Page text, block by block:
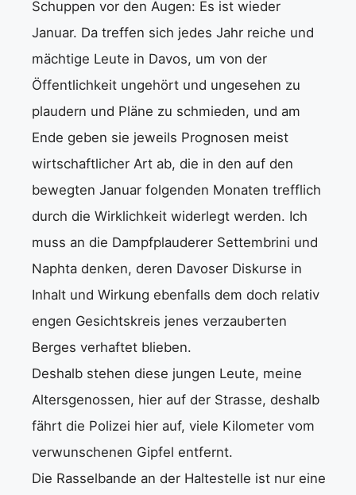
Schuppen vor den Augen: Es ist wieder
Januar. Da treffen sich jedes Jahr reiche und
mächtige Leute in Davos, um von der
Öffentlichkeit ungehört und ungesehen zu
plaudern und Pläne zu schmieden, und am
Ende geben sie jeweils Prognosen meist
wirtschaftlicher Art ab, die in den auf den
bewegten Januar folgenden Monaten trefflich
durch die Wirklichkeit widerlegt werden. Ich
muss an die Dampfplauderer Settembrini und
Naphta denken, deren Davoser Diskurse in
Inhalt und Wirkung ebenfalls dem doch relativ
engen Gesichtskreis jenes verzauberten
Berges verhaftet blieben.
Deshalb stehen diese jungen Leute, meine
Altersgenossen, hier auf der Strasse, deshalb
fährt die Polizei hier auf, viele Kilometer vom
verwunschenen Gipfel entfernt.
Die Rasselbande an der Haltestelle ist nur eine